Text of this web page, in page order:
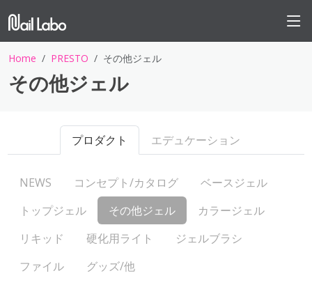
Home PRESTO その他ジェル
その他ジェル
プロダクト エデュケーション
NEWS コンセプト/カタログ
ベースジェル
トップジェル
その他ジェル
カラージェル
リキッド
硬化用ライト
ジェルブラシ
ファイル
グッズ/他